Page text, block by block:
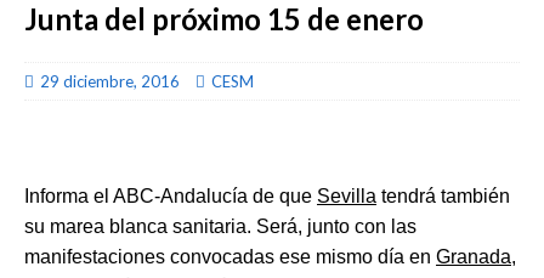
Junta del próximo 15 de enero
29 diciembre, 2016 CESM
Informa el ABC-Andalucía de que Sevilla tendrá también
su marea blanca sanitaria. Será, junto con las
manifestaciones convocadas ese mismo día en Granada,